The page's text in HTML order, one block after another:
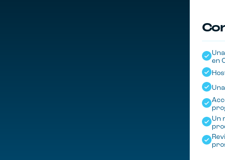
en
Un